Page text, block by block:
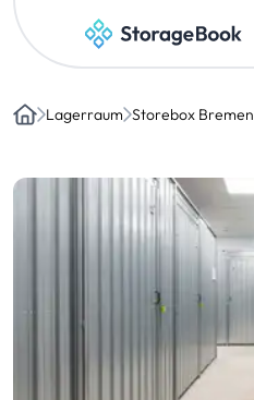
Lagerraum Storebox